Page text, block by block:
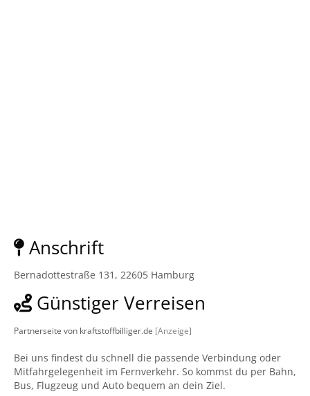
Anschrift
Bernadottestraße 131, 22605 Hamburg
Günstiger Verreisen
Partnerseite von kraftstoffbilliger.de [Anzeige]
Bei uns findest du schnell die passende Verbindung oder
Mitfahrgelegenheit im Fernverkehr. So kommst du per Bahn,
Bus, Flugzeug und Auto bequem an dein Ziel.